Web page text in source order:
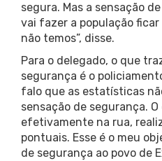
segura. Mas a sensação
vai fazer a população
não temos”, disse.
Para o delegado, o que
segurança é o
falo que as estatísticas
sensação de segurança.
efetivamente na rua,
pontuais. Esse é o meu
de segurança ao povo de